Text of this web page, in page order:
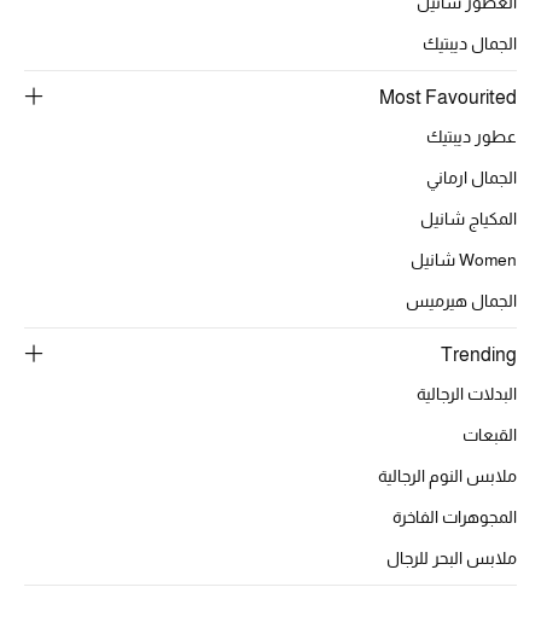
الحقائب النسائية
دليل ملتزمات الحقائب
حقائب الأطفال
أبرز المصممين
تسوقوا الحقائب
الجمال ديبتيك
Most Favourited
عطور ديبتيك
الجمال ارماني
المكياج شانيل
Women شانيل
الجمال هيرميس
Trending
البدلات الرجالية
القبعات
ملابس النوم الرجالية
المجوهرات الفاخرة
ملابس البحر للرجال